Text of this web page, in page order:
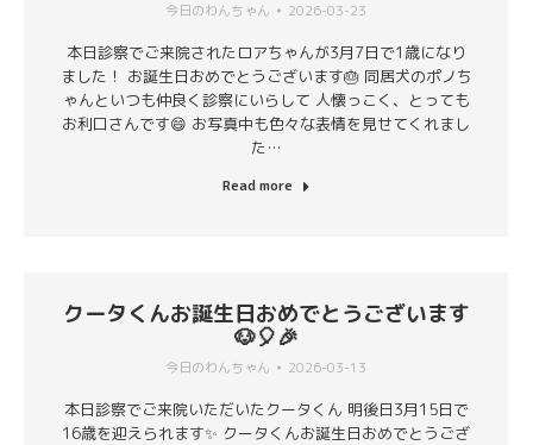
今日のわんちゃん 2026-03-23
本日診察でご来院されたロアちゃんが3月7日で1歳になり
ました！ お誕生日おめでとうございます🎂 同居犬のポノち
ゃんといつも仲良く診察にいらして 人懐っこく、とっても
お利口さんです😄 お写真中も色々な表情を見せてくれまし
た…
Read more
クータくんお誕生日おめでとうございます
🐶🎈🎉
今日のわんちゃん 2026-03-13
本日診察でご来院いただいたクータくん 明後日3月15日で
16歳を迎えられます✨ クータくんお誕生日おめでとうござ